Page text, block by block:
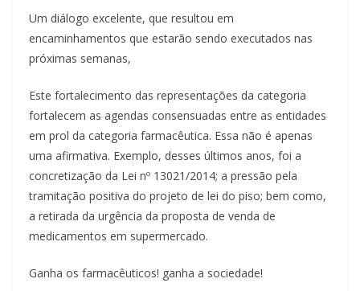
Um diálogo excelente, que resultou em
encaminhamentos que estarão sendo executados nas
próximas semanas,
Este fortalecimento das representações da categoria
fortalecem as agendas consensuadas entre as entidades
em prol da categoria farmacêutica. Essa não é apenas
uma afirmativa. Exemplo, desses últimos anos, foi a
concretização da Lei nº 13021/2014; a pressão pela
tramitação positiva do projeto de lei do piso; bem como,
a retirada da urgência da proposta de venda de
medicamentos em supermercado.
Ganha os farmacêuticos! ganha a sociedade!